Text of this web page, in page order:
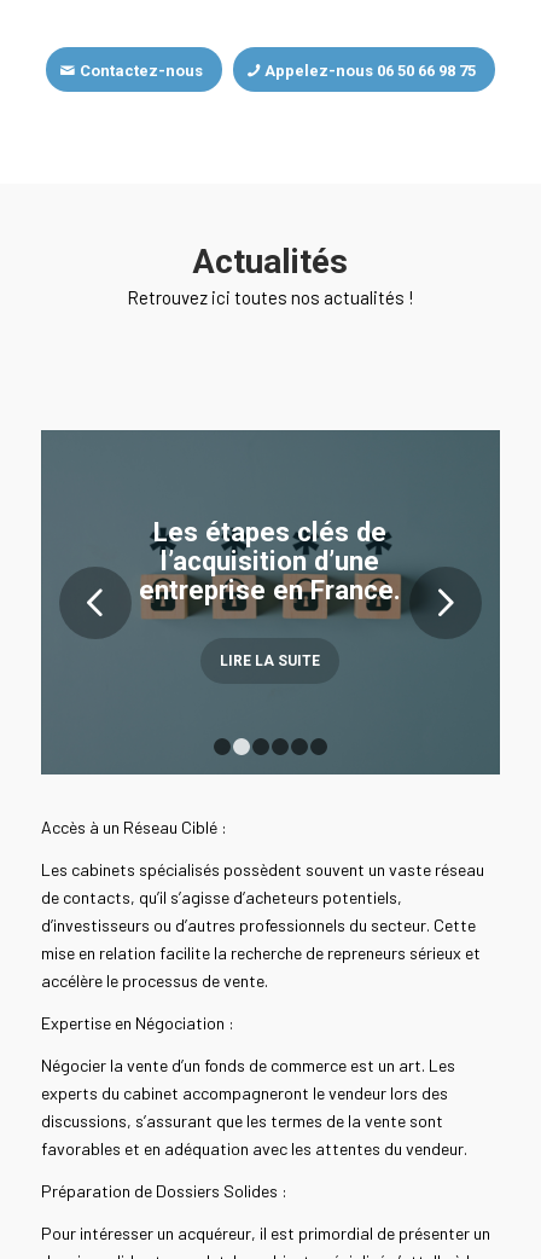
Contactez-nous Appelez-nous 06 50 66 98 75
Actualités
Retrouvez ici toutes nos actualités !
Les étapes clés de
l’acquisition d’une
entreprise en France.
LIRE LA SUITE
Suivant
Accès à un Réseau Ciblé :
Les cabinets spécialisés possèdent souvent un vaste réseau
de contacts, qu’il s’agisse d’acheteurs potentiels,
d’investisseurs ou d’autres professionnels du secteur. Cette
mise en relation facilite la recherche de repreneurs sérieux et
accélère le processus de vente.
Expertise en Négociation :
Négocier la vente d’un fonds de commerce est un art. Les
experts du cabinet accompagneront le vendeur lors des
discussions, s’assurant que les termes de la vente sont
favorables et en adéquation avec les attentes du vendeur.
Préparation de Dossiers Solides :
Pour intéresser un acquéreur, il est primordial de présenter un